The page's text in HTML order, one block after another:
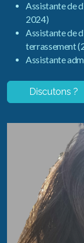
Assistante de
2024)
Assistante de
terrassement
Assistante
Discutons ?